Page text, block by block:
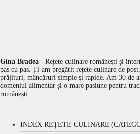
Gina Bradea - Rețete culinare românești și
pas cu pas. Ți-am pregătit rețete culinare de
prăjituri, mâncăruri simple și rapide. Am 30 de
domeniul alimentar și o mare pasiune pentru
românești.
INDEX REȚETE CULINARE